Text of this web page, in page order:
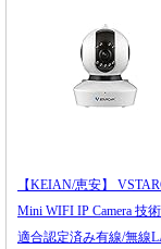
【KEIAN/恵安】
Mini WIFI IP Camera 技
適合認定済み有線/無線